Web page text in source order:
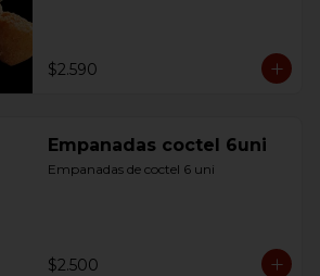
$2.590
Empanadas coctel 6uni
Empanadas de coctel 6 uni
$2.500